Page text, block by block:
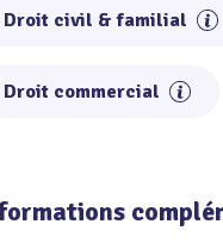
Droit civil & familial
Droit commercial